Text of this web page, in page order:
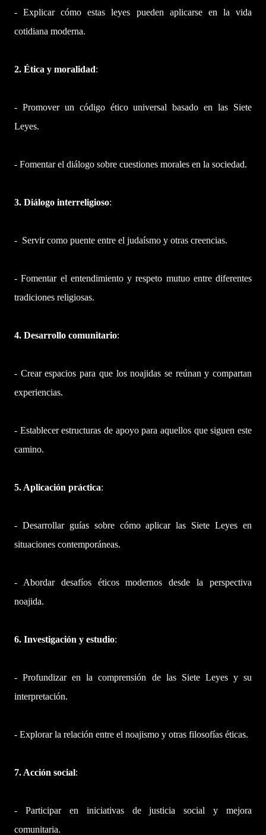
- Explicar cómo estas leyes pueden aplicarse en la vida
cotidiana moderna.
2. Ética y moralidad:
- Promover un código ético universal basado en las Siete
Leyes.
- Fomentar el diálogo sobre cuestiones morales en la sociedad.
3. Diálogo interreligioso:
- Servir como puente entre el judaísmo y otras creencias.
- Fomentar el entendimiento y respeto mutuo entre diferentes
tradiciones religiosas.
4. Desarrollo comunitario:
- Crear espacios para que los noajidas se reúnan y compartan
experiencias.
- Establecer estructuras de apoyo para aquellos que siguen este
camino.
5. Aplicación práctica:
- Desarrollar guías sobre cómo aplicar las Siete Leyes en
situaciones contemporáneas.
- Abordar desafíos éticos modernos desde la perspectiva
noajida.
6. Investigación y estudio:
- Profundizar en la comprensión de las Siete Leyes y su
interpretación.
- Explorar la relación entre el noajismo y otras filosofías éticas.
7. Acción social:
- Participar en iniciativas de justicia social y mejora
comunitaria.